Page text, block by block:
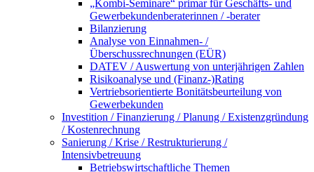
„Kombi-Seminare“ primar für Geschäfts- und
Gewerbekundenberaterinnen / -berater
Bilanzierung
Analyse von Einnahmen- /
Überschussrechnungen (EÜR)
DATEV / Auswertung von unterjährigen Zahlen
Risikoanalyse und (Finanz-)Rating
Vertriebsorientierte Bonitätsbeurteilung von
Gewerbekunden
Investition / Finanzierung / Planung / Existenzgründung
/ Kostenrechnung
Sanierung / Krise / Restrukturierung /
Intensivbetreuung
Betriebswirtschaftliche Themen